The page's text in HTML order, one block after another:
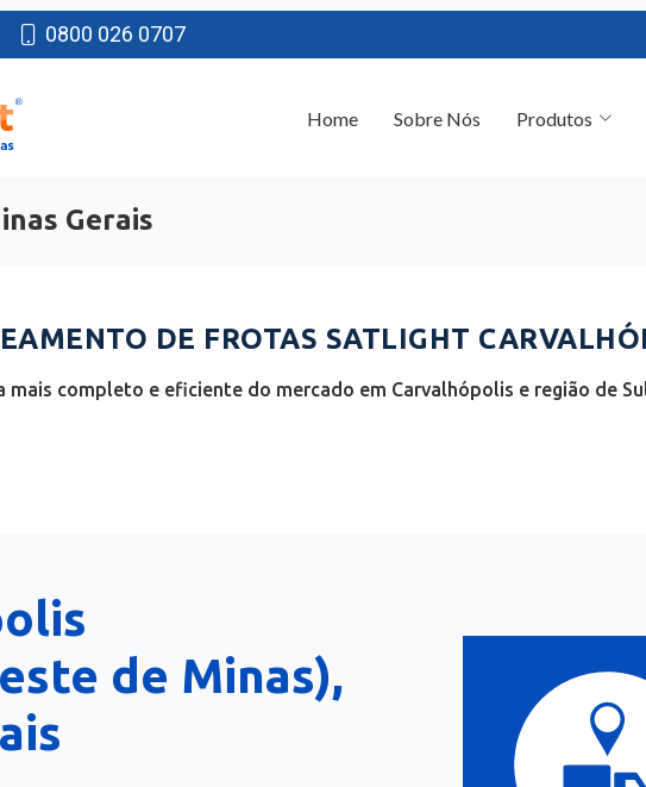
0800 026 0707
Gerais
DE FROTAS SATLIGHT
mais completo e eficiente do mercado em Carvalhópolis e região de
de Minas),